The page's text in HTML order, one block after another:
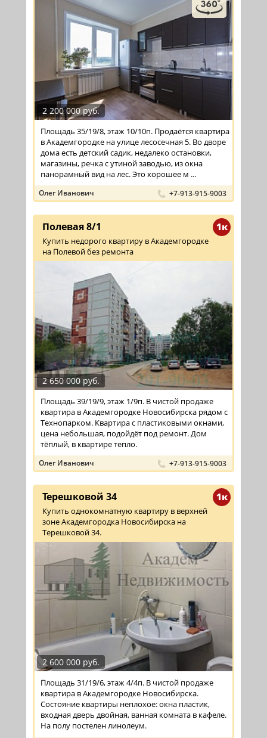
2 200 000 руб.
Площадь 35/19/8, этаж 10/10п. Продаётся квартира
в Академгородке на улице лесосечная 5. Во дворе
дома есть детский садик, недалеко остановки,
магазины, речка с утиной заводью, из окна
панорамный вид на лес. Это хорошее м ...
Олег Иванович +7-913-915-9003
1к
Полевая 8/1
Купить недорого квартиру в Академгородке
на Полевой без ремонта
2 650 000 руб.
Площадь 39/19/9, этаж 1/9п. В чистой продаже
квартира в Академгородке Новосибирска рядом с
Технопарком. Квартира с пластиковыми окнами,
цена небольшая, подойдёт под ремонт. Дом
тёплый, в квартире тепло.
Олег Иванович +7-913-915-9003
1к
Терешковой 34
Купить однокомнатную квартиру в верхней
зоне Академгородка Новосибирска на
Терешковой 34.
2 600 000 руб.
Площадь 31/19/6, этаж 4/4п. В чистой продаже
квартира в Академгородке Новосибирска.
Состояние квартиры неплохое: окна пластик,
входная дверь двойная, ванная комната в кафеле.
На полу постелен линолеум.